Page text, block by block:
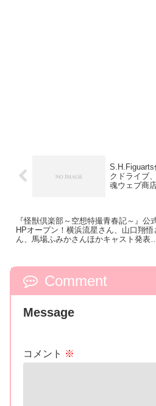
S.H.Figuarts
クドライブ
魂ウェブ商
『怪獣倶楽部～空想特撮青春記～』公
HPオープン！横浜流星さん、山口翔悟
ん、馬場ふみかさんほかキャスト発表
Comment
Message
コメント ※